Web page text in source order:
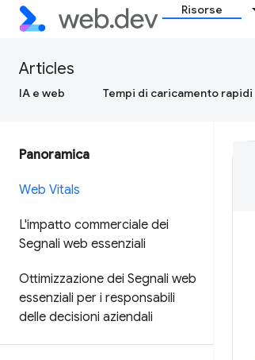
Risorse
Articles
IA e web Tempi di caricamento rapidi
Panoramica
Web Vitals
L'impatto commerciale dei
Segnali web essenziali
Ottimizzazione dei Segnali web
essenziali per i responsabili
delle decisioni aziendali